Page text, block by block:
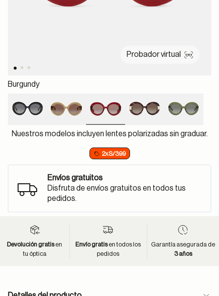
Probador virtual
Burgundy
selected
Nuestros modelos incluyen lentes polarizadas sin graduar.
2xS/399
Envíos gratuitos
Disfruta de envíos gratuitos en todos tus
pedidos.
Devolución gratisen
tu óptica
Envío gratisen todos los
pedidos
Garantía asegurada de
3 años